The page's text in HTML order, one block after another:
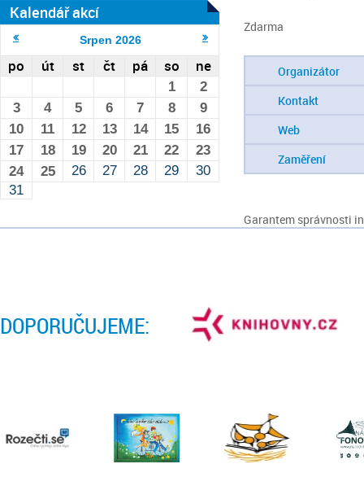
Zdarma
Organizátor
Kontakt
Web
Zaměření
Garantem správnosti
Kalendář akcí
Srpen 2026
po út st čt pá so ne
1
2
3
4 5 6 7 8
9
10
11 12 13 14 15
16
17
18 19 20 21 22
23
24
25 26 27 28 29
30
31
DOPORUČUJEME: